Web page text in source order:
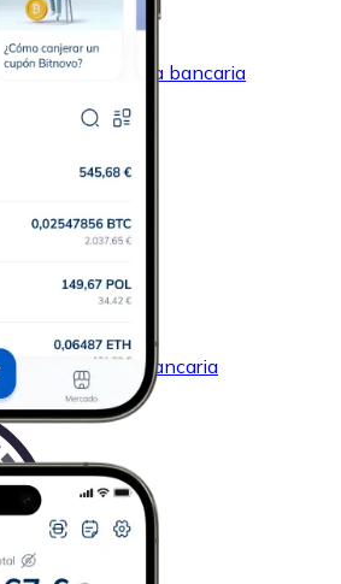
con transferencia bancaria
transferencia bancaria